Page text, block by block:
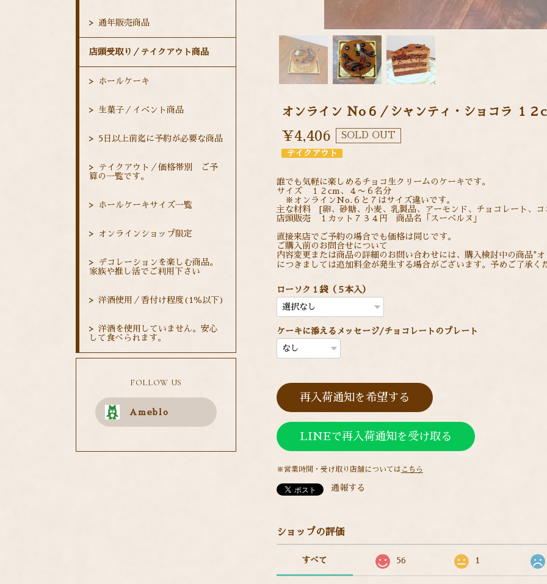
通年販売商品
店頭受取り／テイクアウト商品
ホールケーキ
生菓子／イベント商品
5日以上前迄に予約が必要な商品
テイクアウト／価格帯別 ご予
算の一覧です。
ホールケーキサイズ一覧
オンラインショップ限定
デコレーションを楽しむ商品。
家族や推し活でご利用下さい
洋酒使用／香付け程度(1％以下)
洋酒を使用していません。安心
して食べられます。
FOLLOW US
Ameblo
オンライン Ｎo６／シャンティ・ショコラ １
¥4,406 SOLD OUT
テイクアウト
誰でも気軽に楽しめるチョコ生クリームのケーキです。
サイズ １２cm、４〜６名分
※オンラインNo.６と７はサイズ違いです。
主な材料 [卵、砂糖、小麦、乳製品、アーモンド、チョコレート、コ
店頭販売 １カット７３４円 商品名「スーベルヌ」
直接来店でご予約の場合でも価格は同じです。
ご購入前のお問合せについて
内容変更または商品の詳細のお問い合わせには、購入検討中の商品"
につきましては追加料金が発生する場合がございます。予めご了
ローソク１袋（５本入）
ケーキに添えるメッセージ/チョコレートのプレート
再入荷通知を希望する
LINEで再入荷通知を受け取る
※営業時間・受け取り店舗については こちら
通報する
ショップの評価
すべて 56 1